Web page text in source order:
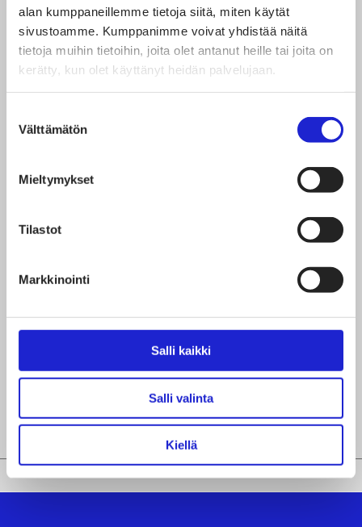
alan kumppaneillemme tietoja siitä, miten käytät
sivustoamme. Kumppanimme voivat yhdistää näitä
tietoja muihin tietoihin, joita olet antanut heille tai joita on
kerätty, kun olet käyttänyt heidän palvelujaan.
valinta
Välttämätön
Mieltymykset
Tilastot
Markkinointi
Salli kaikki
Salli valinta
Kiellä
Varpu Laankoski
Johtava lakimies, TES- ja
+358 44 531 4624
VARPU.LAANKOSKI@STJM.FI